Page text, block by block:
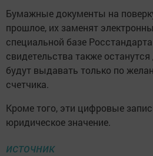
Бумажные документы на
прошлое, их заменят
специальной базе
свидетельства также
будут выдавать только по
счетчика.
Кроме того, эти цифровые
юридическое значение.
источник